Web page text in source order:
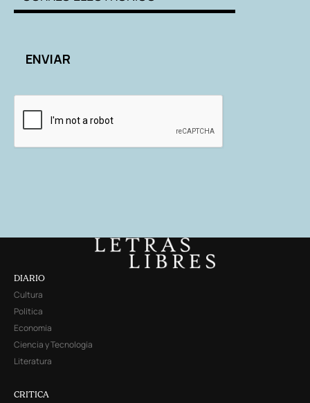
DIARIO
Cultura
Política
Economía
Ciencia y Tecnología
Literatura
CRITICA